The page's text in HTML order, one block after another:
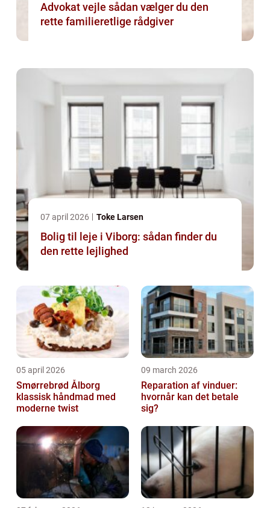
Advokat vejle sådan vælger du den
rette familieretlige rådgiver
07 april 2026 Toke Larsen
Bolig til leje i Viborg: sådan finder du
den rette lejlighed
05 april 2026
Smørrebrød Ålborg
klassisk håndmad med
moderne twist
09 march 2026
Reparation af vinduer:
hvornår kan det betale
sig?